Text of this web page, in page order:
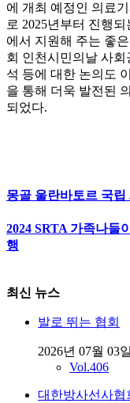
에 개최 예정인 의료
로 2025년부터 진행
에서 지원해 주는 좋
회 인천시민의날 사
석 등에 대한 논의도
을 통해 더욱 발전된
되었다.
몽골 울란바토르 국립
2024 SRTA 가족나들
행
최신 뉴스
발로 뛰는 협회
2026년 07월 03일
Vol.406
대한방사선사협